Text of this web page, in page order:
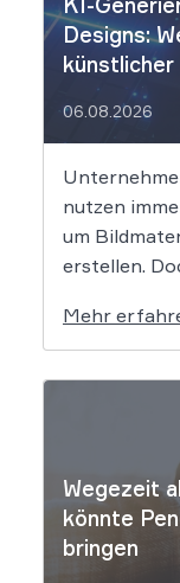
Designs:
06.08.2026
nutzen
um
erstellen.
Ergebnisse
komplexe
Patentrecht
Mehr
Wegezeit
könnte
bringen